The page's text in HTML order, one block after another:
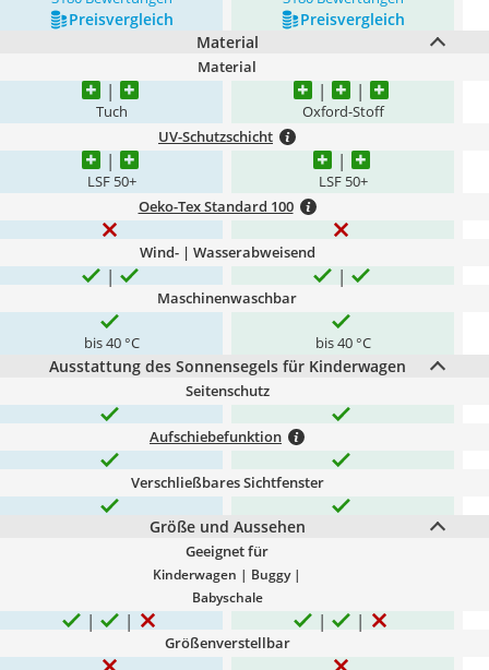
Preis­vergleich
Preis­vergleich
Material
Material
Tuch Oxford-Stoff
UV-Schutzschicht
LSF 50+ LSF 50+
Oeko-Tex Standard 100
Wind- | Wasserabweisend
Maschinenwaschbar
bis 40 °C bis 40 °C
Ausstattung des Sonnensegels für Kinderwagen
Seitenschutz
Aufschiebefunktion
Verschließbares Sichtfenster
Größe und Aussehen
Geeignet für
Kinderwagen | Buggy |
Babyschale
Größenverstellbar